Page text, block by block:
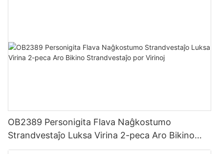
OB2389 Personigita Flava Naĝkostumo
Strandvestaĵo Luksa Virina 2-peca Aro Bikino
Strandvestaĵo por Virinoj